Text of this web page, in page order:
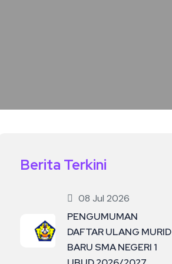
Berita Terkini
08 Jul 2026
PENGUMUMAN
DAFTAR ULANG MURID
BARU SMA NEGERI 1